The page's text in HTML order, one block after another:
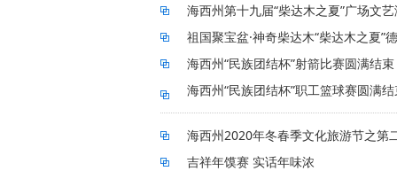
海西州第十九届“柴达木之夏”广场文
祖国聚宝盆·神奇柴达木“柴达木之夏”
海西州“民族团结杯”射箭比赛圆满结束
海西州“民族团结杯”职工篮球赛圆满
海西州2020年冬春季文化旅游节之第
吉祥年馍赛 实话年味浓